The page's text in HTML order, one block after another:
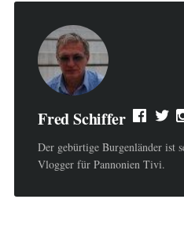
Fred Schiffer
Der gebürtige Burgenländer ist
Vlogger für Pannonien Tivi.